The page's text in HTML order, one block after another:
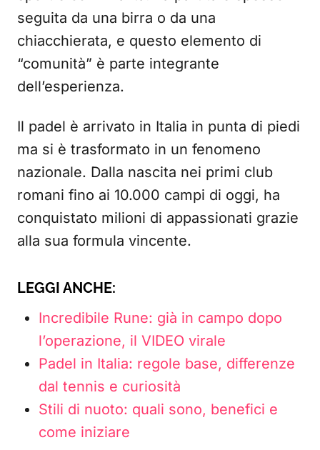
seguita da una birra o da una
chiacchierata, e questo elemento di
“comunità” è parte integrante
dell’esperienza.
Il padel è arrivato in Italia in punta di piedi
ma si è trasformato in un fenomeno
nazionale. Dalla nascita nei primi club
romani fino ai 10.000 campi di oggi, ha
conquistato milioni di appassionati grazie
alla sua formula vincente.
LEGGI ANCHE:
Incredibile Rune: già in campo dopo
l’operazione, il VIDEO virale
Padel in Italia: regole base, differenze
dal tennis e curiosità
Stili di nuoto: quali sono, benefici e
come iniziare